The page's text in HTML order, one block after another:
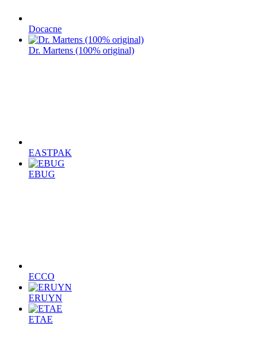
Docacne
Dr. Martens (100% original)
EASTPAK
EBUG
ECCO
ERUYN
ETAE